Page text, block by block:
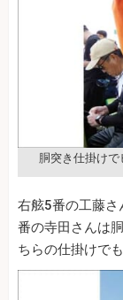
胴突き仕掛けで
右舷5番の工藤
番の寺田さんは
ちらの仕掛けで